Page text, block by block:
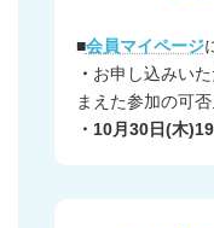
■会員マイページ
・ お申し込みい
まえた参加の可
・10月30日(木